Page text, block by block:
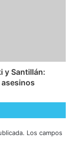
y Santillán:
Los campos